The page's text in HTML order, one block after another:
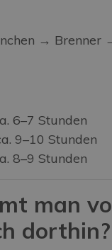
→ Brenner
6–7 Stunden
9–10 Stunden
8–9 Stunden
man
dorthin?